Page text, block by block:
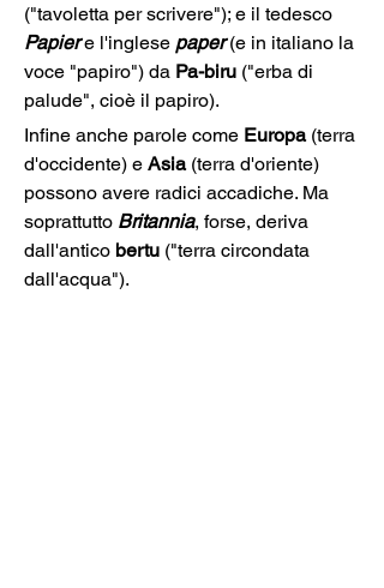
("tavoletta per scrivere"); e il tedesco
Papier e l'inglese paper (e in italiano la
voce "papiro") da Pa-biru ("erba di
palude", cioè il papiro).
Infine anche parole come Europa (terra
d'occidente) e Asia (terra d'oriente)
possono avere radici accadiche. Ma
soprattutto Britannia, forse, deriva
dall'antico bertu ("terra circondata
dall'acqua").